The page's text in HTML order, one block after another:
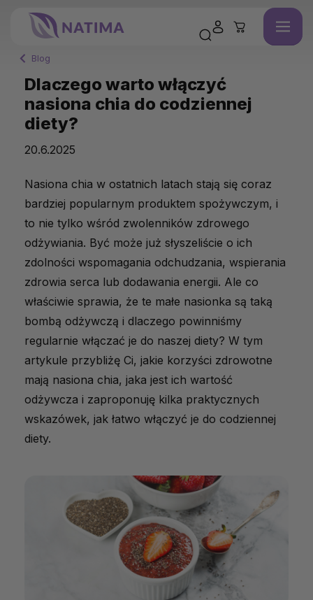
Blog
Dlaczego warto włączyć
nasiona chia do codziennej
diety?
20.6.2025
Nasiona chia w ostatnich latach stają się coraz
bardziej popularnym produktem spożywczym, i
to nie tylko wśród zwolenników zdrowego
odżywiania. Być może już słyszeliście o ich
zdolności wspomagania odchudzania, wspierania
zdrowia serca lub dodawania energii. Ale co
właściwie sprawia, że te małe nasionka są taką
bombą odżywczą i dlaczego powinniśmy
regularnie włączać je do naszej diety? W tym
artykule przybliżę Ci, jakie korzyści zdrowotne
mają nasiona chia, jaka jest ich wartość
odżywcza i zaproponuję kilka praktycznych
wskazówek, jak łatwo włączyć je do codziennej
diety.